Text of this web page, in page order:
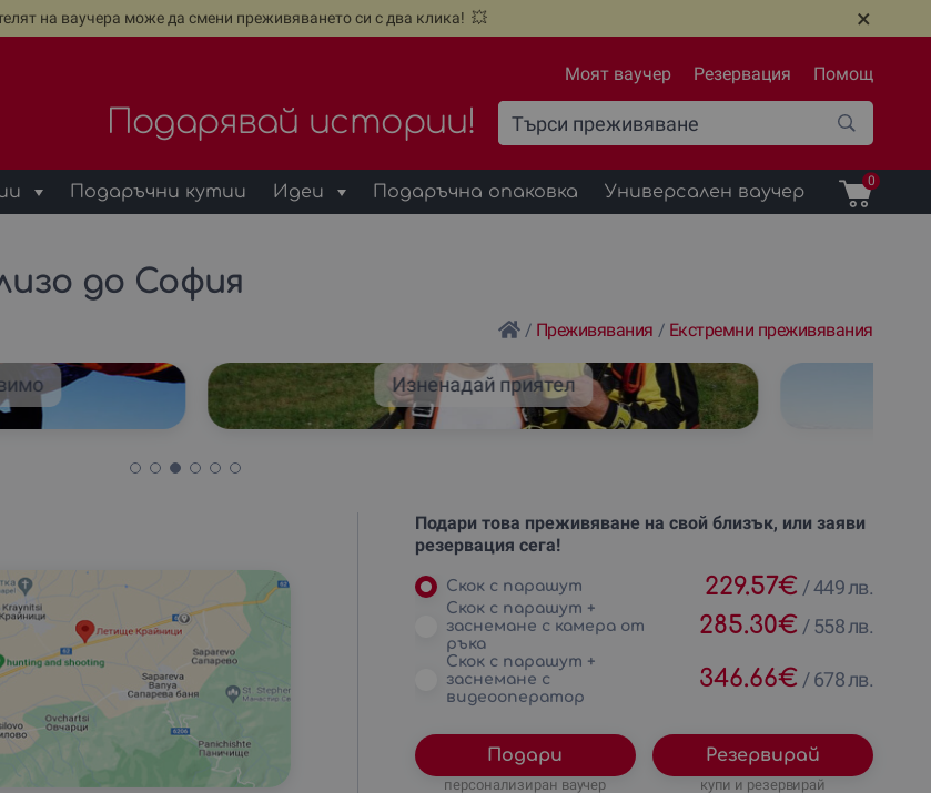
на ваучера може да смени преживяването си с два клика! 💥 ×
Моят ваучер Резервация Помощ
Подарявай истории!
Подаръчни кутии Идеи Подаръчна опаковка Универсален ваучер
0
до София
/ Преживявания / Екстремни преживявания
Изненадай приятел
Подари това преживяване на свой близък, или заяви
резервация сега!
Скок с парашут 229.57€ /449 лв.
Скок с парашут +
заснемане с камера от
ръка
285.30€ /558 лв.
Скок с парашут +
заснемане с
видеооператор
346.66€ /678 лв.
Подари
персонализиран ваучер
Резервирай
купи и резервирай